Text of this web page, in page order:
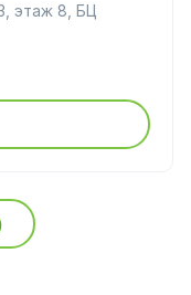
этаж 8, БЦ